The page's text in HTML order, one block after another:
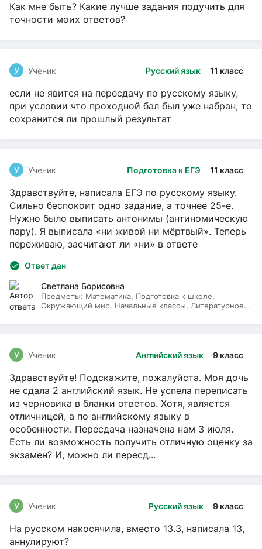
Как мне быть? Какие лучше задания подучить для
точности моих ответов?
Русский язык 11 класс
У Ученик
если не явится на пересдачу по русскому языку,
при условии что проходной бал был уже набран, то
сохранится ли прошлый результат
Подготовка к ЕГЭ 11 класс
У Ученик
Здравствуйте, написала ЕГЭ по русскому языку.
Сильно беспокоит одно задание, а точнее 25-е.
Нужно было выписать антонимы (антиномическую
пару). Я выписала «ни живой ни мёртвый». Теперь
переживаю, засчитают ли «ни» в ответе
Ответ дан
Светлана Борисовна
Предметы: Математика, Подготовка к школе,
Окружающий мир, Начальные классы, Литературное
Английский язык 9 класс
У Ученик
Здравствуйте! Подскажите, пожалуйста. Моя дочь
не сдала 2 английский язык. Не успела переписать
из черновика в бланки ответов. Хотя, является
отличницей, а по английскому языку в
особенности. Пересдача назначена нам 3 июля.
Есть ли возможность получить отличную оценку за
экзамен? И, можно ли пересд...
Русский язык 9 класс
У Ученик
На русском накосячила, вместо 13.3, написала 13,
аннулируют?